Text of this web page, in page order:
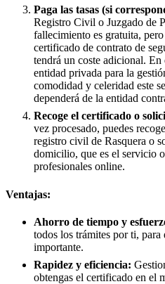
Paga las tasas (si
Registro Civil o Juzgado de
fallecimiento es gratuita,
certificado de contrato de
tendrá un coste adicional.
entidad privada para la
comodidad y celeridad este
dependerá de la entidad
Recoge el certificado o
vez procesado, puedes
registro civil de Rasquera o
domicilio, que es el servicio
profesionales online.
Ventajas:
Ahorro de tiempo y
todos los trámites por ti, para
importante.
Rapidez y eficiencia:
obtengas el certificado en el